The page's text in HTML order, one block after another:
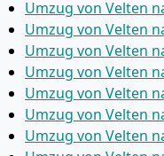
Umzug von Velten
Umzug von Velten
Umzug von Velten
Umzug von Velten
Umzug von Velten
Umzug von Velten
Umzug von Velten